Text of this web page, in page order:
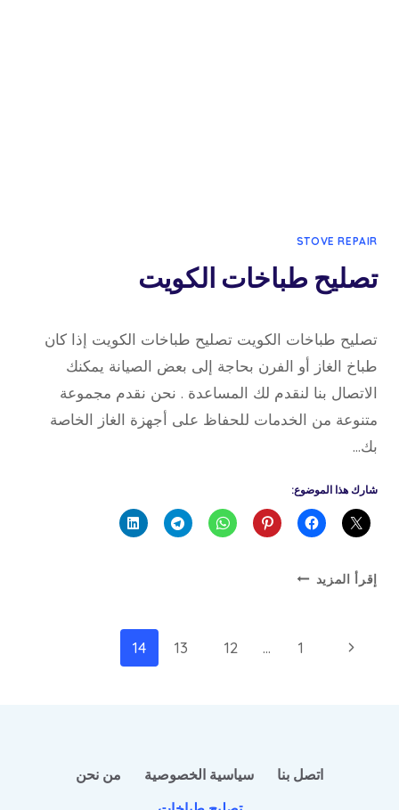
STOVE REPAIR
تصليح طباخات الكويت
admin
تصليح طباخات الكويت تصليح طباخات الكويت إذا كان
طباخ الغاز أو الفرن بحاجة إلى بعض الصيانة يمكنك
الاتصال بنا لنقدم لك المساعدة . نحن نقدم مجموعة
متنوعة من الخدمات للحفاظ على أجهزة الغاز الخاصة
بك…
شارك هذا الموضوع:
إقرأ المزيد تصليح
تنقلالصفحة
1
…
12
13
14
اتصل بنا سياسية الخصوصية
من نحن